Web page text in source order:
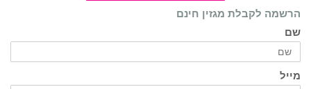
הרשמה לקבלת מגזין חינם
שם
מייל